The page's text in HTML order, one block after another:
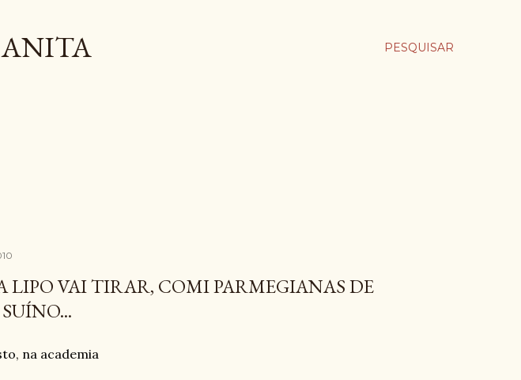
PESQUISAR
LIPO VAI TIRAR, COMI PARMEGIANAS DE
na academia